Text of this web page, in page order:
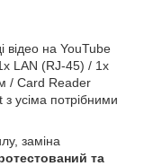
відео на YouTube
LAN (RJ-45) / 1x
/ Card Reader
усіма потрібними
заміна
та